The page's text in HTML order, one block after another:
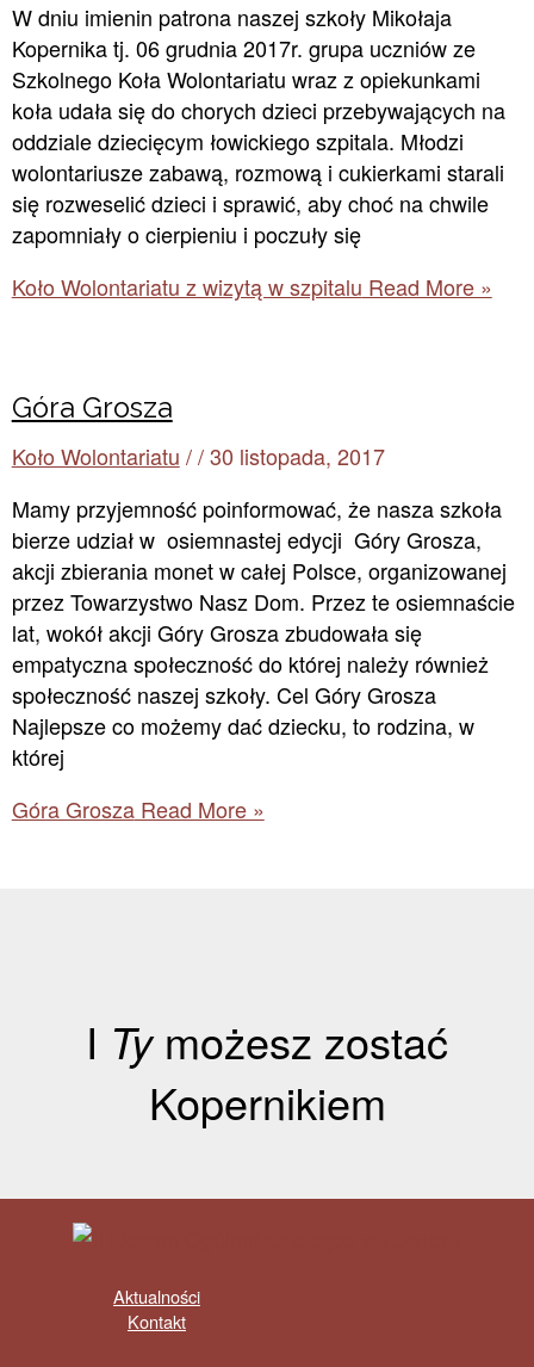
W dniu imienin patrona naszej szkoły Mikołaja
Kopernika tj. 06 grudnia 2017r. grupa uczniów ze
Szkolnego Koła Wolontariatu wraz z opiekunkami
koła udała się do chorych dzieci przebywających na
oddziale dziecięcym łowickiego szpitala. Młodzi
wolontariusze zabawą, rozmową i cukierkami starali
się rozweselić dzieci i sprawić, aby choć na chwile
zapomniały o cierpieniu i poczuły się
Koło Wolontariatu z wizytą w szpitalu Read More »
Góra Grosza
Koło Wolontariatu //30 listopada, 2017
Mamy przyjemność poinformować, że nasza szkoła
bierze udział w osiemnastej edycji Góry Grosza,
akcji zbierania monet w całej Polsce, organizowanej
przez Towarzystwo Nasz Dom. Przez te osiemnaście
lat, wokół akcji Góry Grosza zbudowała się
empatyczna społeczność do której należy również
społeczność naszej szkoły. Cel Góry Grosza
Najlepsze co możemy dać dziecku, to rodzina, w
której
Góra GroszaRead More »
I Tymożesz zostać
Kopernikiem
Aktualności
Kontakt